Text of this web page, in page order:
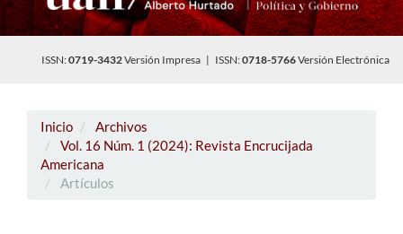
ISSN:0719-3432Versión Impresa | ISSN:0718-5766Versión Electrónica
Inicio
Archivos
Vol. 16 Núm. 1 (2024): Revista Encrucijada
Americana
Artículos